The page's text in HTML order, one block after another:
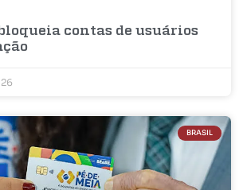
contas de usuários
BRASIL